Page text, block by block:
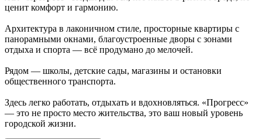
ценит комфорт и гармонию.
Архитектура в лаконичном стиле, просторные квартиры с
панорамными окнами, благоустроенные дворы с зонами
отдыха и спорта — всё продумано до мелочей.
Рядом — школы, детские сады, магазины и остановки
общественного транспорта.
Здесь легко работать, отдыхать и вдохновляться. «Прогресс»
— это не просто место жительства, это ваш новый уровень
городской жизни.